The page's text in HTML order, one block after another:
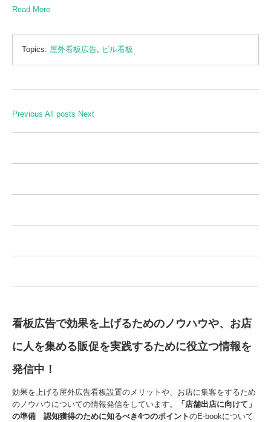
Read More
Topics: 屋外看板広告, ビル看板
Previous All posts Next
看板広告で効果を上げるためのノウハウや、お店
に人を集める販促を実践するために役立つ情報を
発信中！
効果を上げる屋外広告看板設置のメリットや、お店に集客をするため
のノウハウについての情報発信をしています。
「店舗出店に向けて」
の準備 認知獲得のために知るべき4つのポイントのE-bookについて